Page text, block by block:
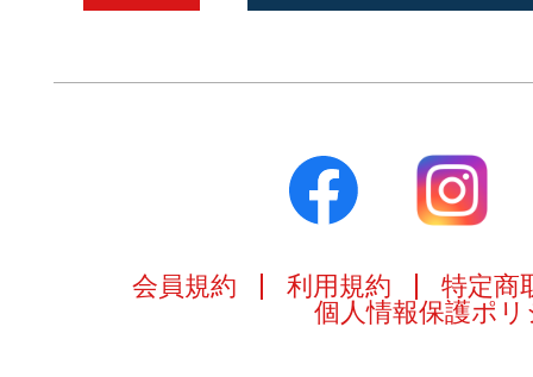
会員規約 利用規約
特定商
個人情報保護ポリ